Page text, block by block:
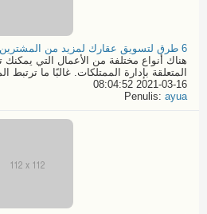
6 طرق لتسويق عقارك لمزيد من المشترين
هناك أنواع مختلفة من الأعمال التي يمكنك
المتعلقة بإدارة الممتلكات. غالبًا ما ترتبط
2021-03-16 08:04:52
Penulis: ayua